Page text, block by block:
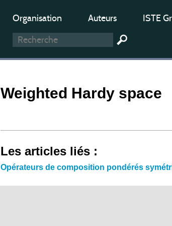
Organisation Auteurs ISTE
Weighted Hardy space
Les articles liés :
Opérateurs de composition pondérés